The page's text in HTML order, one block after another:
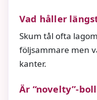
Vad håller
Skum tål ofta
följsammare men
kanter.
Är “novelty”-